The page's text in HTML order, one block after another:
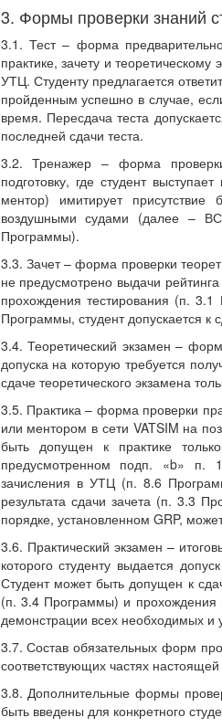
3. Формы проверки знаний
3.1. Тест – форма
практике, зачету и
УТЦ. Студенту предлагается
пройденным успешно в случае,
время. Пересдача теста
последней сдачи теста.
3.2. Тренажер – форма проверки
подготовку, где студент
ментор) имитирует
воздушными судами (далее –
Программы).
3.3. Зачет – форма проверки
не предусмотрено выдачи
прохождения тестирования (п.
Программы, студент допускается
3.4. Теоретический экзамен –
допуска на которую требуется
сдаче теоретического экзамена
3.5. Практика – форма проверки
или ментором в сети VATSIM на
быть допущен к практике
предусмотренном подп. «b» п.
зачисления в УТЦ (п. 8.6
результата сдачи зачета (п. 3.3
порядке, установленном GRP,
3.6. Практический экзамен –
которого студенту выдается
Студент может быть допущен к
(п. 3.4 Программы) и прохождения
демонстрации всех необходимых и
3.7. Состав обязательных форм
соответствующих частях
3.8. Дополнительные формы
быть введены для конкретного